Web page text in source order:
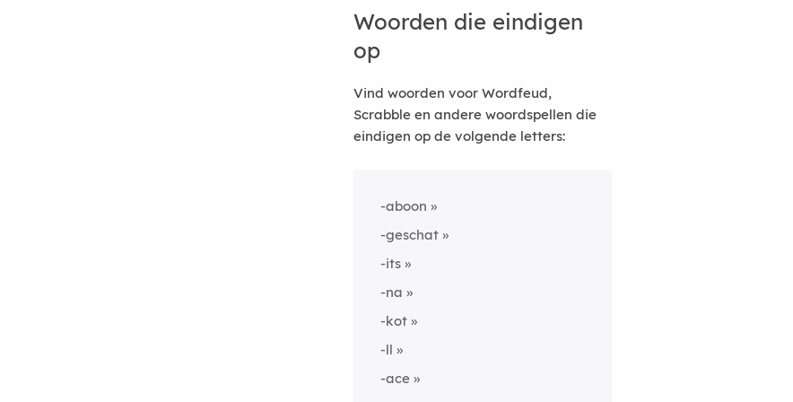
Woorden die eindigen
op
Vind woorden voor Wordfeud,
Scrabble en andere woordspellen die
eindigen op de volgende letters:
-aboon
-geschat
-its
-na
-kot
-ll
-ace